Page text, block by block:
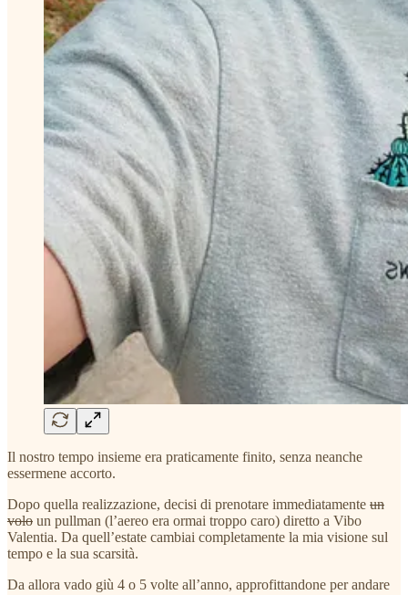
Il nostro tempo insieme era praticamente finito, senza neanche
essermene accorto.
Dopo quella realizzazione, decisi di prenotare immediatamente un
volo un pullman (l’aereo era ormai troppo caro) diretto a Vibo
Valentia. Da quell’estate cambiai completamente la mia visione sul
tempo e la sua scarsità.
Da allora vado giù 4 o 5 volte all’anno, approfittandone per andare